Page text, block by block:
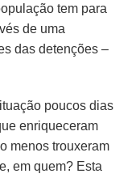
tem para
de uma
das detenções –
poucos dias
enriqueceram
menos trouxeram
em quem? Esta